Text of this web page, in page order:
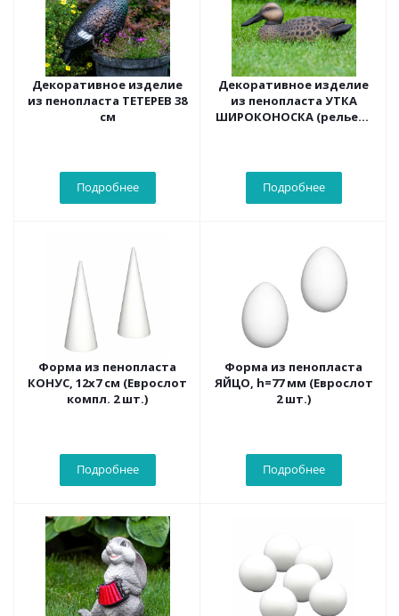
Декоративное изделие
из пенопласта ТЕТЕРЕВ 38
см
Подробнее
Декоративное изделие
из пенопласта УТКА
ШИРОКОНОСКА (рельеф)
Подробнее
Форма из пенопласта
КОНУС, 12х7 см (Еврослот
компл. 2 шт.)
Подробнее
Форма из пенопласта
ЯЙЦО, h=77 мм (Еврослот
2 шт.)
Подробнее